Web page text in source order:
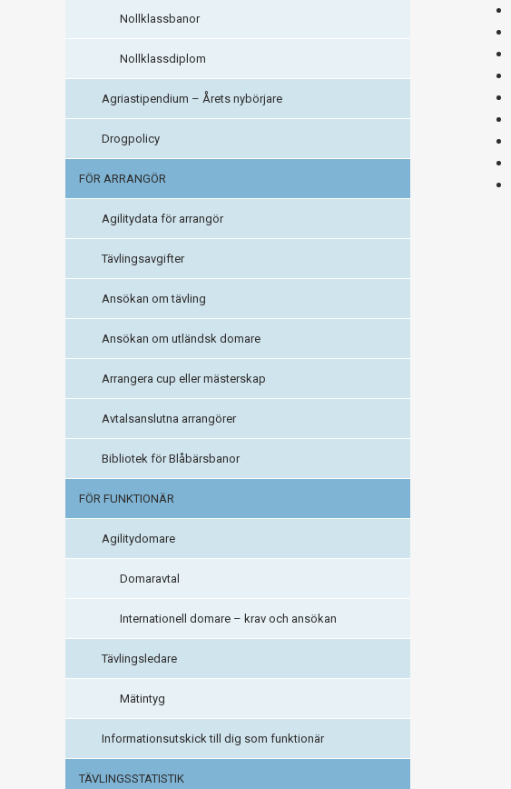
Nollklassbanor
Nollklassdiplom
Agriastipendium – Årets nybörjare
Drogpolicy
FÖR ARRANGÖR
Agilitydata för arrangör
Tävlingsavgifter
Ansökan om tävling
Ansökan om utländsk domare
Arrangera cup eller mästerskap
Avtalsanslutna arrangörer
Bibliotek för Blåbärsbanor
FÖR FUNKTIONÄR
Agilitydomare
Domaravtal
Internationell domare – krav och ansökan
Tävlingsledare
Mätintyg
Informationsutskick till dig som funktionär
TÄVLINGSSTATISTIK